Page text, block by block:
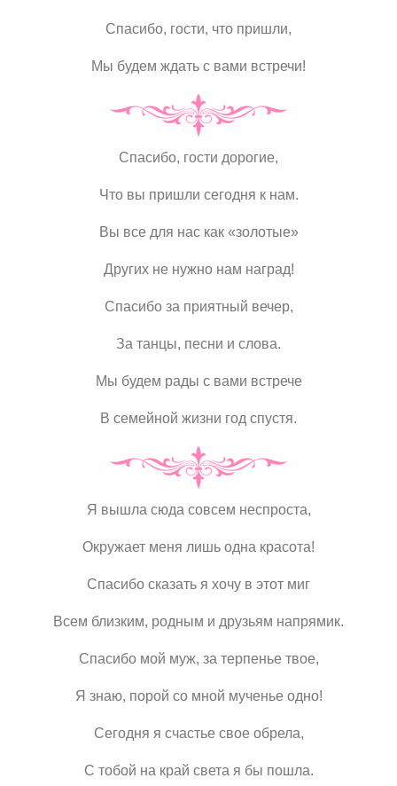
Спасибо, гости, что пришли,
Мы будем ждать с вами встречи!
Спасибо, гости дорогие,
Что вы пришли сегодня к нам.
Вы все для нас как «золотые»
Других не нужно нам наград!
Спасибо за приятный вечер,
За танцы, песни и слова.
Мы будем рады с вами встрече
В семейной жизни год спустя.
Я вышла сюда совсем неспроста,
Окружает меня лишь одна красота!
Спасибо сказать я хочу в этот миг
Всем близким, родным и друзьям напрямик.
Спасибо мой муж, за терпенье твое,
Я знаю, порой со мной мученье одно!
Сегодня я счастье свое обрела,
С тобой на край света я бы пошла.